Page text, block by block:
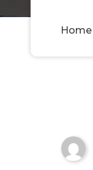
Home